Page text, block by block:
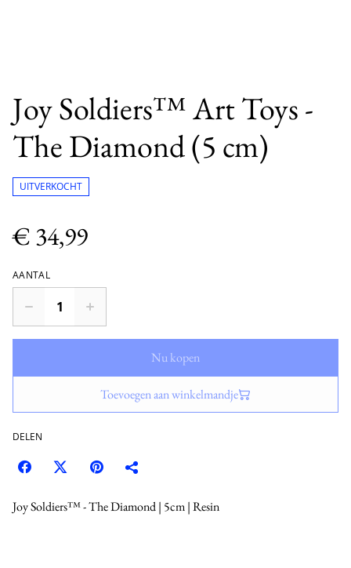
Joy Soldiers™ Art Toys -
The Diamond (5 cm)
UITVERKOCHT
€ 34,99
AANTAL
Nu kopen
Toevoegen aan winkelmandje
DELEN
Joy Soldiers™ - The Diamond | 5cm | Resin